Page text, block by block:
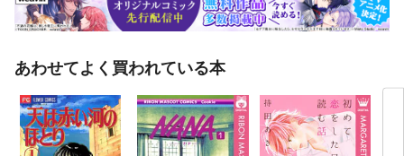
あわせてよく買われている本